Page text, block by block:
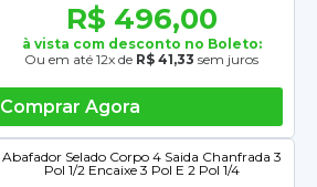
R$ 496,00
à vista com desconto no Boleto:
Ou em até 12x de R$ 41,33 sem juros
Comprar Agora
Abafador Selado Corpo 4 Saida Chanfrada 3
Pol 1/2 Encaixe 3 Pol E 2 Pol 1/4